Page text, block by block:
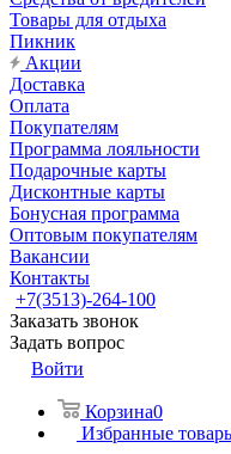
Товары для отдыха
Пикник
Акции
Доставка
Оплата
Покупателям
Программа лояльности
Подарочные карты
Дисконтные карты
Бонусная программа
Оптовым покупателям
Вакансии
Контакты
+7(3513)-264-100
Заказать звонок
Задать вопрос
Войти
Корзина0
Избранные